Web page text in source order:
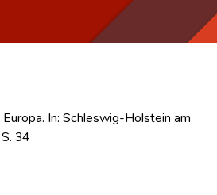
In: Schleswig-Holstein am
34